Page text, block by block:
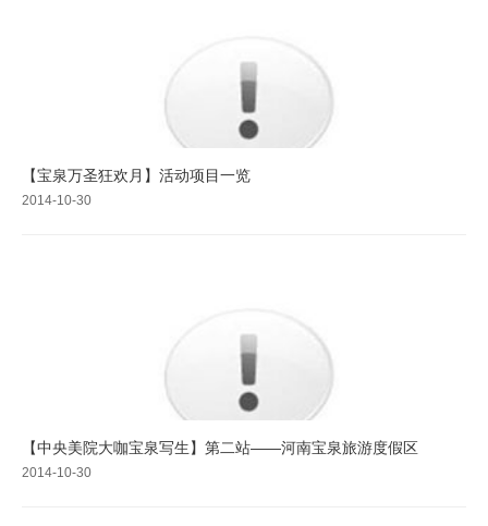
【宝泉万圣狂欢月】活动项目一览
2014-10-30
【中央美院大咖宝泉写生】第二站——河南宝泉旅游度假区
2014-10-30